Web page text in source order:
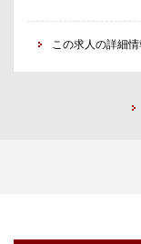
支援を行うこともでき
【具体的な業務につい
この求人の詳細